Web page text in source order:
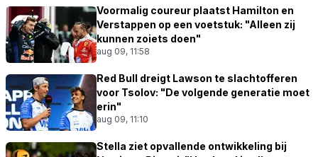
Voormalig coureur plaatst Hamilton en
Verstappen op een voetstuk: "Alleen zij
kunnen zoiets doen"
aug 09, 11:58
Red Bull dreigt Lawson te slachtofferen
voor Tsolov: "De volgende generatie moet
erin"
aug 09, 11:10
Stella ziet opvallende ontwikkeling bij